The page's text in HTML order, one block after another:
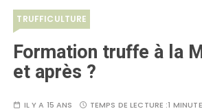
TRUFFICULTURE
Formation truffe à la
et après ?
IL Y A 15 ANS TEMPS DE LECTURE :1 MINUTE